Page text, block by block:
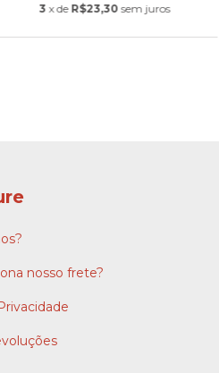
3 x de R$23,30 sem juros
nosso frete?